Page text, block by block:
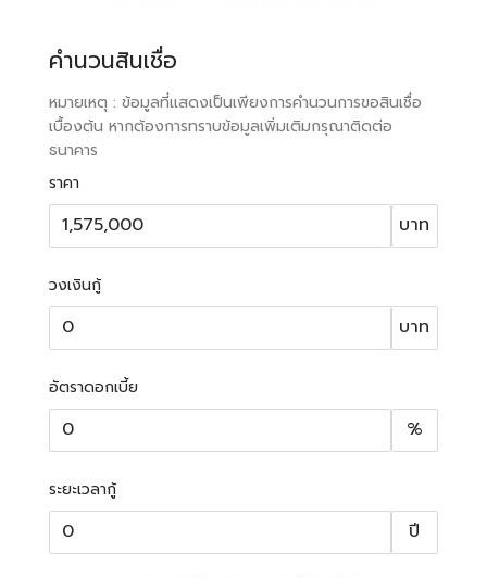
คำนวนสินเชื่อ
หมายเหตุ : ข้อมูลที่แสดงเป็นเพียงการคำนวนการขอสินเชื่อ
เบื้องต้น หากต้องการทราบข้อมูลเพิ่มเติมกรุณาติดต่อ
ธนาคาร
ราคา
บาท
วงเงินกู้
บาท
อัตราดอกเบี้ย
%
ระยะเวลากู้
ปี